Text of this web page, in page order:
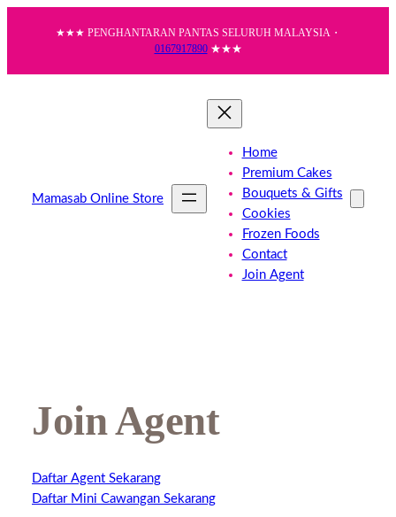
★★★ PENGHANTARAN PANTAS SELURUH MALAYSIA・
0167917890★★★
Mamasab Online Store
Home
Premium Cakes
Bouquets & Gifts
Cookies
Frozen Foods
Contact
Join Agent
Join Agent
Daftar Agent Sekarang
Daftar Mini Cawangan Sekarang